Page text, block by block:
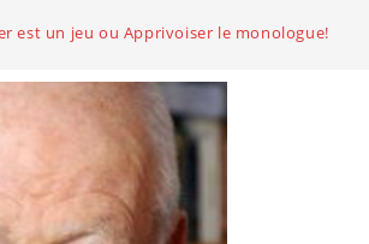
est un jeu ou Apprivoiser le monologue!